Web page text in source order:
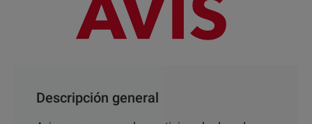
Descripción general